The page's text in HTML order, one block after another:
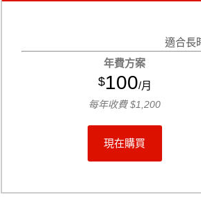
適合長
年費方案
$100/月
每年收費$1,200
現在購買